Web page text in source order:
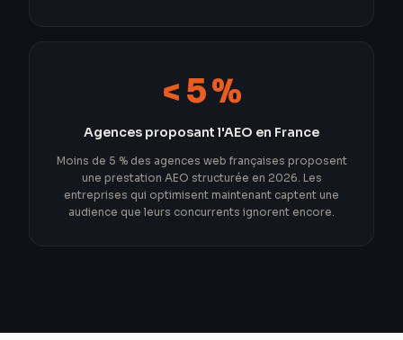
< 5 %
Agences proposant l'AEO en France
Moins de 5 % des agences web françaises proposent
une prestation AEO structurée en 2026. Les
entreprises qui optimisent maintenant captent une
audience que leurs concurrents ignorent encore.